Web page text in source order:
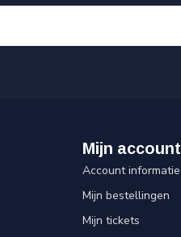
Mijn account
Account informatie
Mijn bestellingen
Mijn tickets